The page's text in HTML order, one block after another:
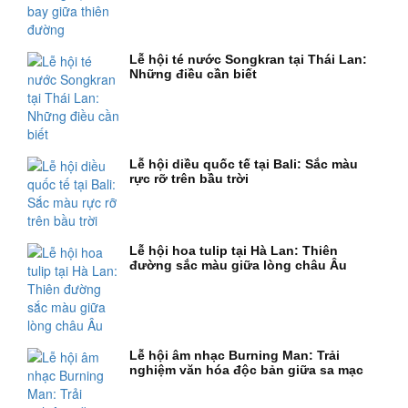
Lễ hội té nước Songkran tại Thái Lan:
Những điều cần biết
Lễ hội diều quốc tế tại Bali: Sắc màu
rực rỡ trên bầu trời
Lễ hội hoa tulip tại Hà Lan: Thiên
đường sắc màu giữa lòng châu Âu
Lễ hội âm nhạc Burning Man: Trải
nghiệm văn hóa độc bản giữa sa mạc